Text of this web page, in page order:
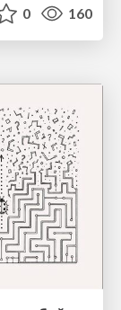
0 160